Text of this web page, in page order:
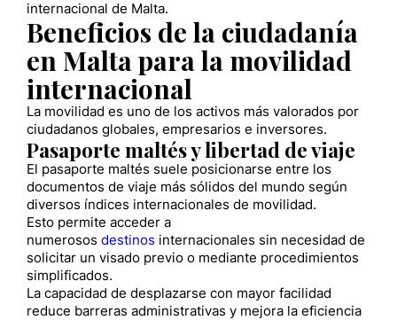
internacional de Malta.
Beneficios de la ciudadanía
en Malta para la movilidad
internacional
La movilidad es uno de los activos más valorados por
ciudadanos globales, empresarios e inversores.
Pasaporte maltés y libertad de viaje
El pasaporte maltés suele posicionarse entre los
documentos de viaje más sólidos del mundo según
diversos índices internacionales de movilidad.
Esto permite acceder a
numerosos destinos internacionales sin necesidad de
solicitar un visado previo o mediante procedimientos
simplificados.
La capacidad de desplazarse con mayor facilidad
reduce barreras administrativas y mejora la eficiencia